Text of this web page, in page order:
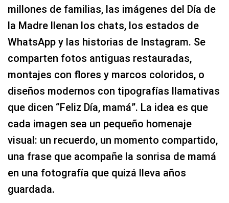
millones de familias, las imágenes del Día de
la Madre llenan los chats, los estados de
WhatsApp y las historias de Instagram. Se
comparten fotos antiguas restauradas,
montajes con flores y marcos coloridos, o
diseños modernos con tipografías llamativas
que dicen “Feliz Día, mamá”. La idea es que
cada imagen sea un pequeño homenaje
visual: un recuerdo, un momento compartido,
una frase que acompañe la sonrisa de mamá
en una fotografía que quizá lleva años
guardada.